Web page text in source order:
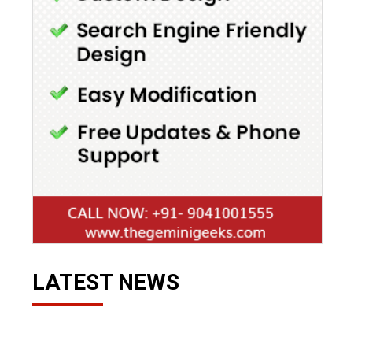
LATEST NEWS